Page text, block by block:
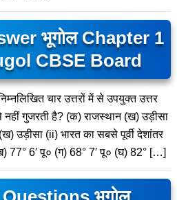
भूगोल Chapter 1
CBSE Board
चार उत्तरों में से उपयुक्त उत्तर
नहीं गुजरती है? (क) राजस्थान (ख) उड़ीसा
उड़ीसा (ii) भारत का सबसे पूर्वी देशांतर
77° 6′ पू० (ग) 68° 7′ पू० (घ) 82° […]